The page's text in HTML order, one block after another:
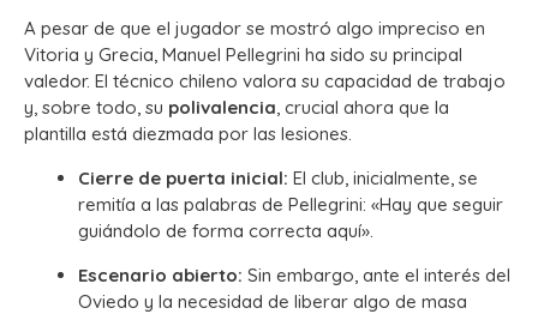
A pesar de que el jugador se mostró algo impreciso en
Vitoria y Grecia, Manuel Pellegrini ha sido su principal
valedor. El técnico chileno valora su capacidad de trabajo
y, sobre todo, su polivalencia , crucial ahora que la
plantilla está diezmada por las lesiones.
Cierre de puerta inicial: El club, inicialmente, se
remitía a las palabras de Pellegrini: «Hay que seguir
guiándolo de forma correcta aquí».
Escenario abierto: Sin embargo, ante el interés del
Oviedo y la necesidad de liberar algo de masa